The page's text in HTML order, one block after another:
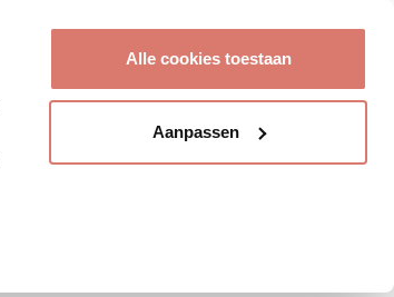
Alle cookies toestaan
Aanpassen